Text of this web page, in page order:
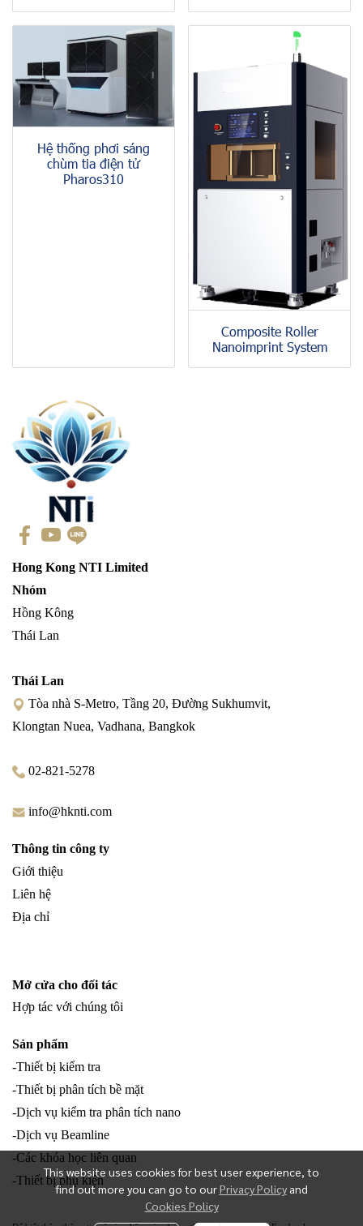
Hệ thống phơi sáng
chùm tia điện tử
Pharos310
Composite Roller
Nanoimprint System
This website uses cookies for best user experience, to
find out more you can go to ourPrivacy Policy and
Cookies Policy
Hong Kong NTI Limited
Nhóm
Hồng Kông
Thái Lan
Thái Lan
Tòa nhà S-Metro, Tầng 20, Đường Sukhumvit,
Klongtan Nuea, Vadhana, Bangkok
02-821-5278
info@hknti.com
Thông tin công ty
Giới thiệu
Liên hệ
Địa chỉ
Mở cửa cho đối tác
Hợp tác với chúng tôi
Sản phẩm
-Thiết bị kiểm tra
-Thiết bị phân tích bề mặt
-Dịch vụ kiểm tra phân tích nano
-Dịch vụ Beamline
-Các khóa học liên quan
-Thiết bị phụ kiện